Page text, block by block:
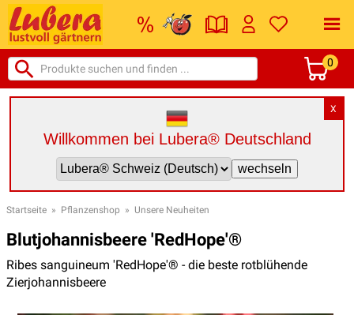
0
X
Willkommen bei Lubera® Deutschland
Startseite » Pflanzenshop » Unsere Neuheiten
Blutjohannisbeere 'RedHope'®
Ribes sanguineum 'RedHope'® - die beste rotblühende
Zierjohannisbeere